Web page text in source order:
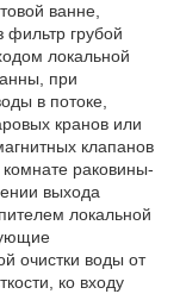
ванне,
фильтр грубой
локальной
при
в потоке,
кранов или
клапанов
раковины-
выхода
локальной
очистки воды от
ко входу